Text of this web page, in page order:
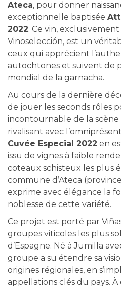
Ateca, pour donner
exceptionnelle baptisée
2022. Ce vin,
Vinoselección, est un
ceux qui apprécient
autochtones et suivent de
mondial de la garnacha.
Au cours de la dernière
de jouer les seconds rôles
incontournable de la scène
rivalisant avec
Cuvée Especial 2022 en
issu de vignes à faible
coteaux schisteux les plus
commune d’Ateca
exprime avec élégance la
noblesse de cette variété.
Ce projet est porté par
groupes viticoles les plus
d’Espagne. Né à Jumilla
groupe a su étendre sa
origines régionales, en
appellations clés du pays.